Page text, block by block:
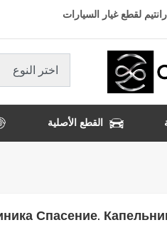
لقطع غيار السيارات
القطع الأصلية
Спасение.